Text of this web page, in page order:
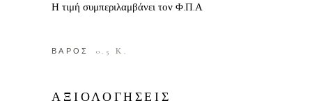
Η τιμή συμπεριλαμβάνει τον Φ.Π.Α
ΒΑΡΟΣ 0.5 Κ.
ΑΞΙΟΛΟΓΗΣΕΙΣ